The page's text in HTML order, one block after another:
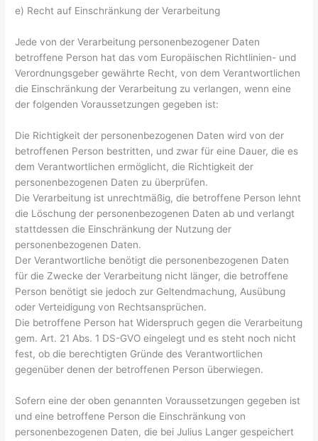
e) Recht auf Einschränkung der Verarbeitung
Jede von der Verarbeitung personenbezogener Daten
betroffene Person hat das vom Europäischen Richtlinien- und
Verordnungsgeber gewährte Recht, von dem Verantwortlichen
die Einschränkung der Verarbeitung zu verlangen, wenn eine
der folgenden Voraussetzungen gegeben ist:
Die Richtigkeit der personenbezogenen Daten wird von der
betroffenen Person bestritten, und zwar für eine Dauer, die es
dem Verantwortlichen ermöglicht, die Richtigkeit der
personenbezogenen Daten zu überprüfen.
Die Verarbeitung ist unrechtmäßig, die betroffene Person lehnt
die Löschung der personenbezogenen Daten ab und verlangt
stattdessen die Einschränkung der Nutzung der
personenbezogenen Daten.
Der Verantwortliche benötigt die personenbezogenen Daten
für die Zwecke der Verarbeitung nicht länger, die betroffene
Person benötigt sie jedoch zur Geltendmachung, Ausübung
oder Verteidigung von Rechtsansprüchen.
Die betroffene Person hat Widerspruch gegen die Verarbeitung
gem. Art. 21 Abs. 1 DS-GVO eingelegt und es steht noch nicht
fest, ob die berechtigten Gründe des Verantwortlichen
gegenüber denen der betroffenen Person überwiegen.
Sofern eine der oben genannten Voraussetzungen gegeben ist
und eine betroffene Person die Einschränkung von
personenbezogenen Daten, die bei Julius Langer gespeichert